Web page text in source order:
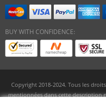
BUY WITH CONFIDENCE:
Copyright 2018-2024. Tous les
mentionnées dans cette description